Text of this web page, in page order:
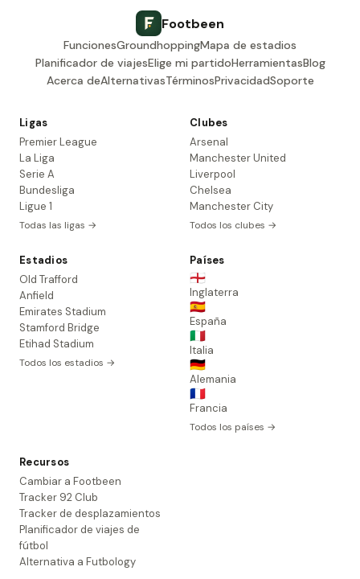
Footbeen
FuncionesGroundhoppingMapa de estadios
Planificador de viajesElige mi partidoHerramientasBlog
Acerca deAlternativasTérminosPrivacidadSoporte
Ligas
Premier League
La Liga
Serie A
Bundesliga
Ligue 1
Todas las ligas →
Clubes
Arsenal
Manchester United
Liverpool
Chelsea
Manchester City
Todos los clubes →
Estadios
Old Trafford
Anfield
Emirates Stadium
Stamford Bridge
Etihad Stadium
Todos los estadios →
Países
🏴󠁧󠁢󠁥󠁮󠁧󠁿
Inglaterra
🇪🇸
España
🇮🇹
Italia
🇩🇪
Alemania
🇫🇷
Francia
Todos los países →
Recursos
Cambiar a Footbeen
Tracker 92 Club
Tracker de desplazamientos
Planificador de viajes de
fútbol
Alternativa a Futbology